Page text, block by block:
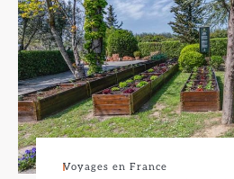
Voyages en France